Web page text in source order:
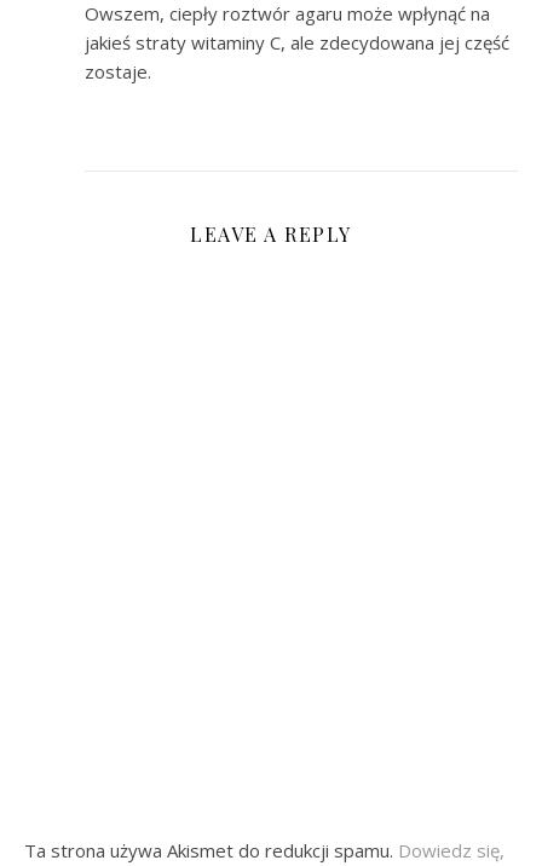
Owszem, ciepły roztwór agaru może wpłynąć na
jakieś straty witaminy C, ale zdecydowana jej część
zostaje.
LEAVE A REPLY
Ta strona używa Akismet do redukcji spamu. Dowiedz się,